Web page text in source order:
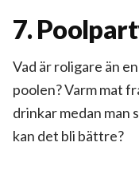
7.
Vad är roligare än
poolen? Varm mat
drinkar medan man
kan det bli bättre?